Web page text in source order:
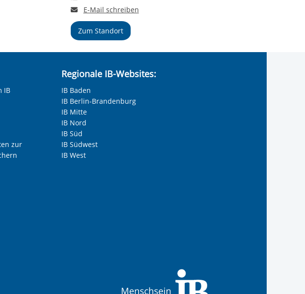
E-Mail an Freiwilligendienste Naumburg/S.
E-Mail schreiben
Zum Standort
IB
zur
Regionale IB-Websites:
IB Baden
IB Berlin-Brandenburg
IB Mitte
IB Nord
IB Süd
IB Südwest
IB West
IB-Freiwilligendienste
des Internationalen Bund
des Internationalen Bund
des Internationalen Bund
Seite des Internationalen